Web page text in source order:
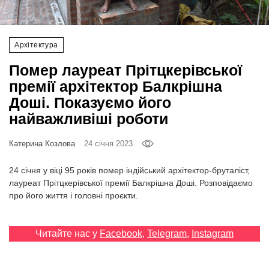
Архітектура
Помер лауреат Прітцкерівської
премії архітектор Балкрішна
Доші. Показуємо його
найважливіші роботи
Катерина Козлова 24 січня 2023
24 січня у віці 95 років помер індійський архітектор-бруталіст,
лауреат Прітцкерівської премії Балкрішна Доші. Розповідаємо
про його життя і головні проєкти.
Читайте нас у Facebook, Telegram, Instagram